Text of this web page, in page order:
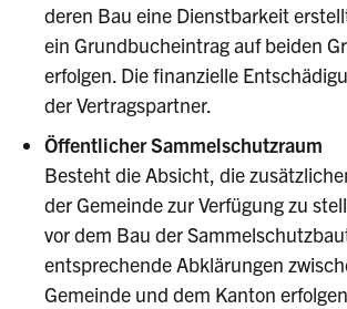
deren Bau eine Dienstbarkeit
ein Grundbucheintrag auf beiden
erfolgen. Die finanzielle
der Vertragspartner.
Öffentlicher Sammelschutzraum
Besteht die Absicht, die
der Gemeinde zur Verfügung zu
vor dem Bau der
entsprechende Abklärungen
Gemeinde und dem Kanton